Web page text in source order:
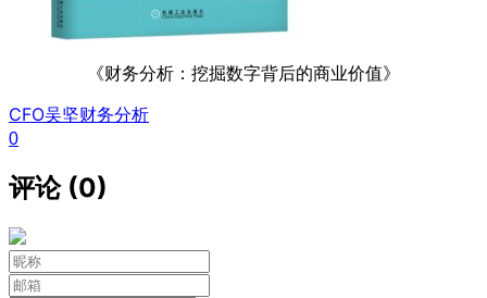
《财务分析：挖掘数字背后的商业价值》
CFO吴坚财务分析
0
评论 (0)